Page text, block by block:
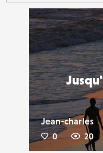
Jean-charles
0 20